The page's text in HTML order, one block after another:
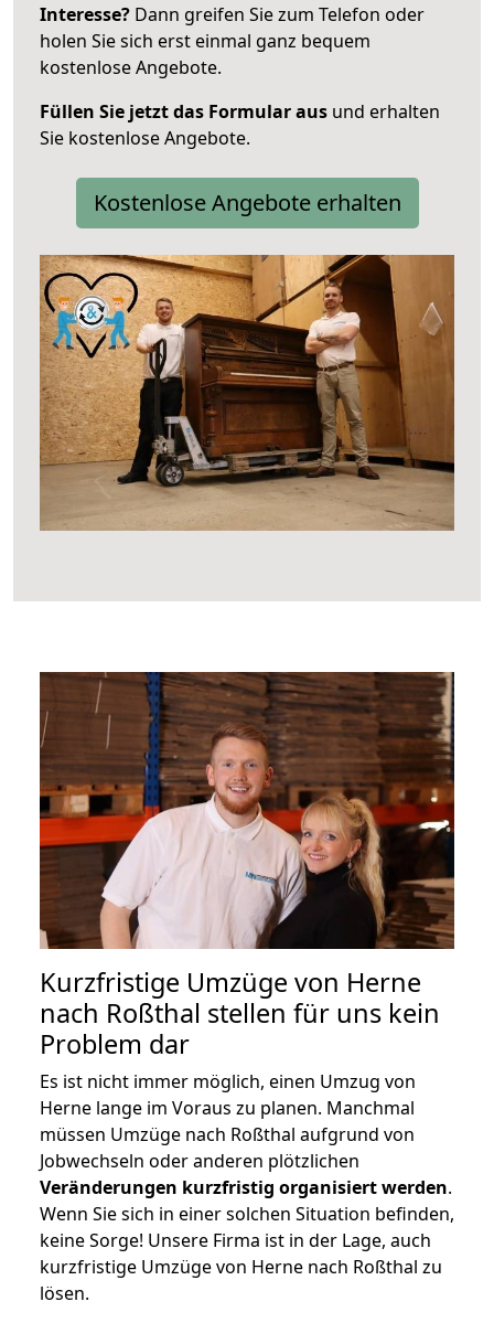
Interesse? Dann greifen Sie zum Telefon oder
holen Sie sich erst einmal ganz bequem
kostenlose Angebote.
Füllen Sie jetzt das Formular aus und erhalten
Sie kostenlose Angebote.
Kostenlose Angebote erhalten
Kurzfristige Umzüge von Herne
nach Roßthal stellen für uns kein
Problem dar
Es ist nicht immer möglich, einen Umzug von
Herne lange im Voraus zu planen. Manchmal
müssen Umzüge nach Roßthal aufgrund von
Jobwechseln oder anderen plötzlichen
Veränderungen kurzfristig organisiert werden.
Wenn Sie sich in einer solchen Situation befinden,
keine Sorge! Unsere Firma ist in der Lage, auch
kurzfristige Umzüge von Herne nach Roßthal zu
lösen.